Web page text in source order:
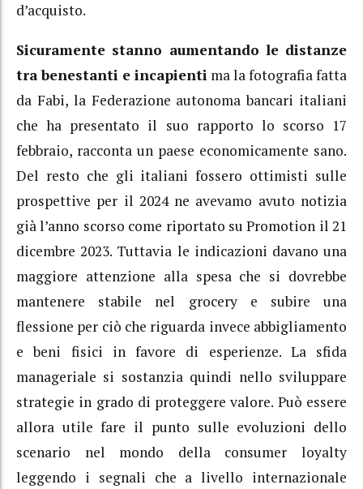
d’acquisto.
Sicuramente stanno aumentando le distanze
tra benestanti e incapienti ma la fotografia fatta
da Fabi, la Federazione autonoma bancari italiani
che ha presentato il suo rapporto lo scorso 17
febbraio, racconta un paese economicamente sano.
Del resto che gli italiani fossero ottimisti sulle
prospettive per il 2024 ne avevamo avuto notizia
già l’anno scorso come riportato su Promotion il 21
dicembre 2023. Tuttavia le indicazioni davano una
maggiore attenzione alla spesa che si dovrebbe
mantenere stabile nel grocery e subire una
flessione per ciò che riguarda invece abbigliamento
e beni fisici in favore di esperienze. La sfida
manageriale si sostanzia quindi nello sviluppare
strategie in grado di proteggere valore. Può essere
allora utile fare il punto sulle evoluzioni dello
scenario nel mondo della consumer loyalty
leggendo i segnali che a livello internazionale